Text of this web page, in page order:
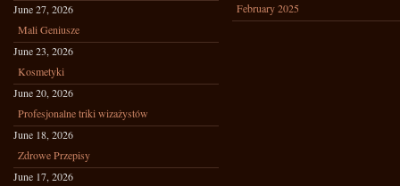
June 27, 2026
Mali Geniusze
June 23, 2026
Kosmetyki
June 20, 2026
Profesjonalne triki wizażystów
June 18, 2026
Zdrowe Przepisy
June 17, 2026
February 2025